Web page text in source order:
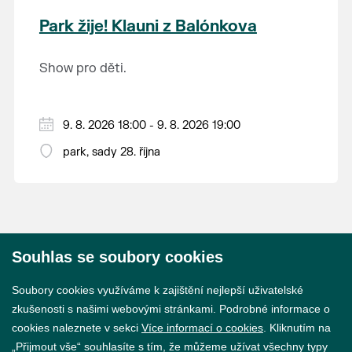
krajina na světě, která je zapsána na Seznam
světového přírodního a kulturního dědictví
Park žije! Klauni z Balónkova
Show pro děti.
9. 8. 2026 18:00 - 9. 8. 2026 19:00
park, sady 28. října
Souhlas se soubory cookies
Soubory cookies využíváme k zajištění nejlepší uživatelské
zkušenosti s našimi webovými stránkami. Podrobné informace o
cookies naleznete v sekci Více informací o cookies . Kliknutím na
„Přijmout vše“ souhlasíte s tím, že můžeme užívat všechny typy